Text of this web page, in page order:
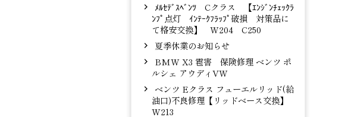
ﾒﾙｾﾃﾞｽﾍﾞﾝﾂ Cクラス 【ｴﾝｼﾞﾝﾁｪｯｸﾗ
ﾝﾌﾟ点灯 ｲﾝﾃｰｸﾌﾗｯﾌﾟ破損 対策品に
て格安交換】 W204 C250
夏季休業のお知らせ
BMW X3 雹害 保険修理 ベンツ ポ
ルシェ アウディVW
ベンツ Eクラス フューエルリッド(給
油口)不良修理【リッドベース交換】
W213